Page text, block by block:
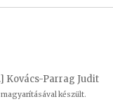
Kovács-Parrag Judit
magyarításával készült.